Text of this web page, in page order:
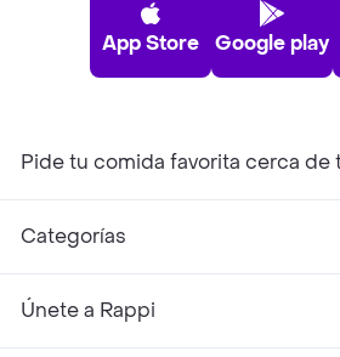
App Store Google play
Pide tu comida favorita cerca de
Categorías
Únete a Rappi